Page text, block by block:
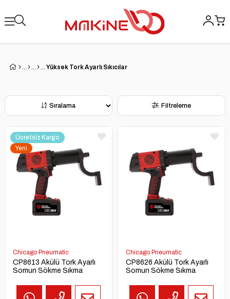
Yüksek Tork Ayarlı Sıkıcılar
Filtreleme
Sıralama
Chicago Pneumatic
CP8613 Akülü Tork Ayarlı
Somun Sökme Sıkma
Ücretsiz Kargo
Yeni
Ürün
Chicago Pneumatic
CP8626 Akülü Tork Ayarlı
Somun Sökme Sıkma